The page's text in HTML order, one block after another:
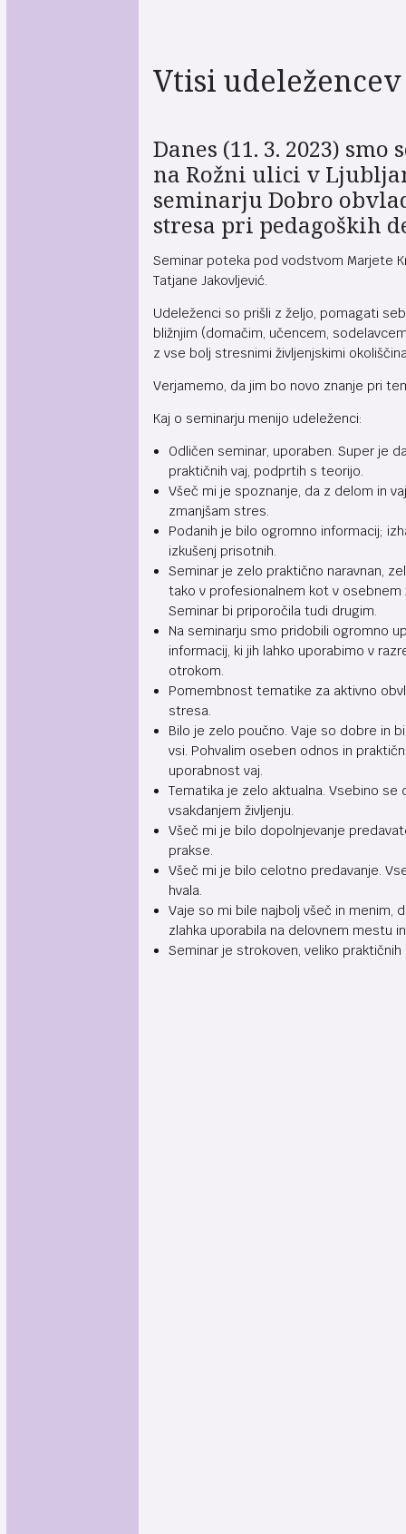
Vtisi
Danes (11. 3. 2023) smo
na Rožni ulici v
seminarju Dobro
stresa pri pedagoških
Seminar poteka pod vodstvom Marjete
Tatjane Jakovljević.
Udeleženci so prišli z željo, pomagati
bližnjim (domačim, učencem,
z vse bolj stresnimi življenjskimi
Verjamemo, da jim bo novo znanje pri
Kaj o seminarju menijo udeleženci:
Odličen seminar, uporaben. Super je
praktičnih vaj, podprtih s teorijo.
Všeč mi je spoznanje, da z delom in
zmanjšam stres.
Podanih je bilo ogromno informacij;
izkušenj prisotnih.
Seminar je zelo praktično naravnan,
tako v profesionalnem kot v osebnem
Seminar bi priporočila tudi drugim.
Na seminarju smo pridobili ogromno
informacij, ki jih lahko uporabimo v
otrokom.
Pomembnost tematike za aktivno
stresa.
Bilo je zelo poučno. Vaje so dobre in
vsi. Pohvalim oseben odnos in
uporabnost vaj.
Tematika je zelo aktualna. Vsebino se
vsakdanjem življenju.
Všeč mi je bilo dopolnjevanje
prakse.
Všeč mi je bilo celotno predavanje.
hvala.
Vaje so mi bile najbolj všeč in menim,
zlahka uporabila na delovnem mestu
Seminar je strokoven, veliko